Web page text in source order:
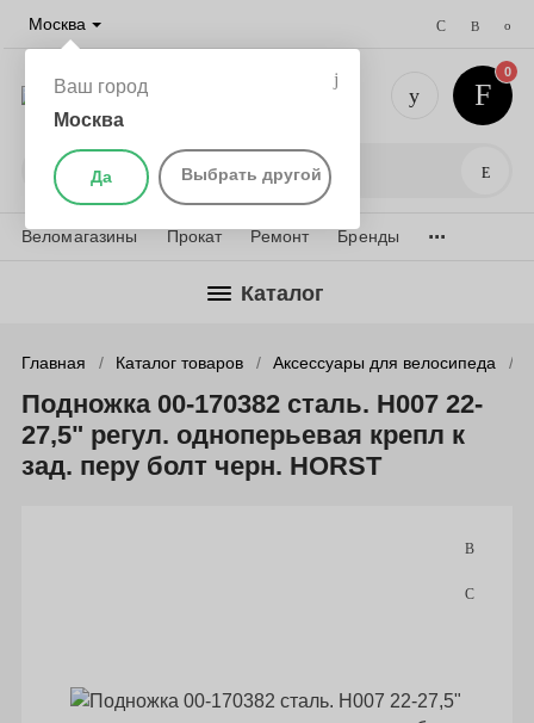
Москва
Ваш город
Москва
Да Выбрать другой Поиск
+7 (495)
0
Веломагазины Прокат Ремонт Бренды ...
Каталог
Главная Каталог товаров Аксессуары для велосипеда
Подножка 00-170382 сталь. H007 22-
27,5" регул. одноперьевая крепл к
зад. перу болт черн. HORST